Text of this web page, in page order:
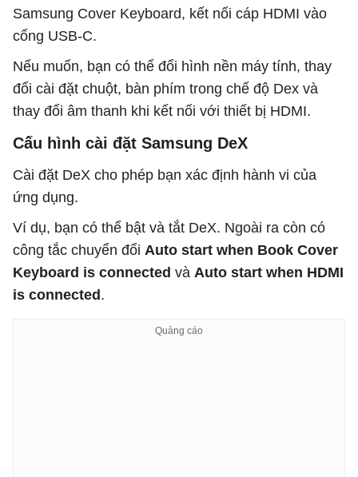
Samsung Cover Keyboard, kết nối cáp HDMI vào
cổng USB-C.
Nếu muốn, bạn có thể đổi hình nền máy tính, thay
đổi cài đặt chuột, bàn phím trong chế độ Dex và
thay đổi âm thanh khi kết nối với thiết bị HDMI.
Cấu hình cài đặt Samsung DeX
Cài đặt DeX cho phép bạn xác định hành vi của
ứng dụng.
Ví dụ, bạn có thể bật và tắt DeX. Ngoài ra còn có
công tắc chuyển đổi Auto start when Book Cover
Keyboard is connected và Auto start when HDMI
is connected .